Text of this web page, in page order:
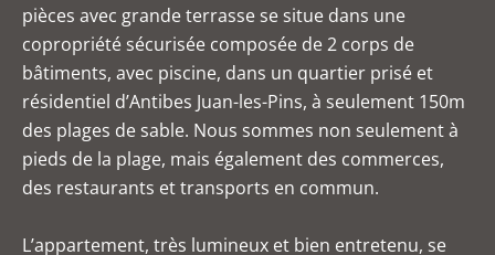
pièces avec grande terrasse se situe dans une
copropriété sécurisée composée de 2 corps de
bâtiments, avec piscine, dans un quartier prisé et
résidentiel d’Antibes Juan-les-Pins, à seulement 150m
des plages de sable. Nous sommes non seulement à
pieds de la plage, mais également des commerces,
des restaurants et transports en commun.
L’appartement, très lumineux et bien entretenu, se